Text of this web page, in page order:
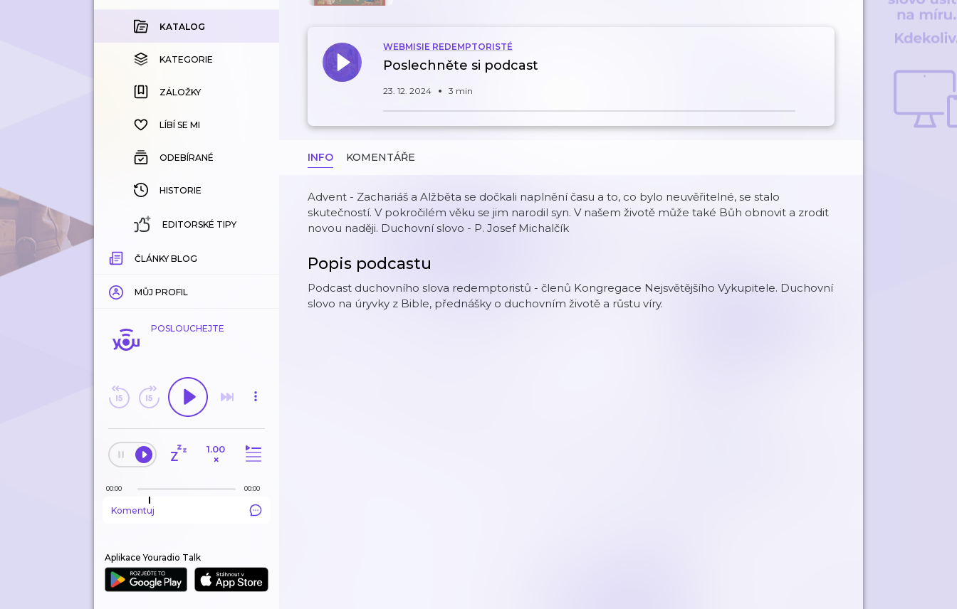
KOUPENÉ
KATEGORIE
ZÁLOŽKY
HISTORIE
KATALOG
KATEGORIE
ZÁLOŽKY
LÍBÍ SE MI
ODEBÍRANÉ
HISTORIE
EDITORSKÉ TIPY
ČLÁNKY BLOG
MŮJ PROFIL
POSLOUCHEJTE
1.00
×
00:00 00:00
Komentuj
Aplikace Youradio Talk
WEBMISIE REDEMPTORISTÉ
Poslechněte si podcast
23. 12. 2024 3 min
INFO KOMENTÁŘE
Advent - Zachariáš a Alžběta se dočkali naplnění času a to, co bylo neuvěřitelné, se stalo
skutečností. V pokročilém věku se jim narodil syn. V našem životě může také Bůh obnovit a zrodit
novou naději. Duchovní slovo - P. Josef Michalčík
Popis podcastu
Podcast duchovního slova redemptoristů - členů Kongregace Nejsvětějšího Vykupitele. Duchovní
slovo na úryvky z Bible, přednášky o duchovním životě a růstu víry.